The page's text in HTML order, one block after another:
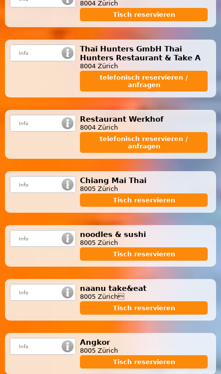
8004 Zürich
Tisch reservieren
Thai Hunters GmbH Thai
Hunters Restaurant & Take A
8004 Zürich
telefonisch reservieren /
anfragen
Restaurant Werkhof
8004 Zürich
telefonisch reservieren /
anfragen
Chiang Mai Thai
8005 Zürich
Tisch reservieren
noodles & sushi
8005 Zürich
Tisch reservieren
naanu take&eat
8005 Zürich
Tisch reservieren
Angkor
8005 Zürich
Tisch reservieren